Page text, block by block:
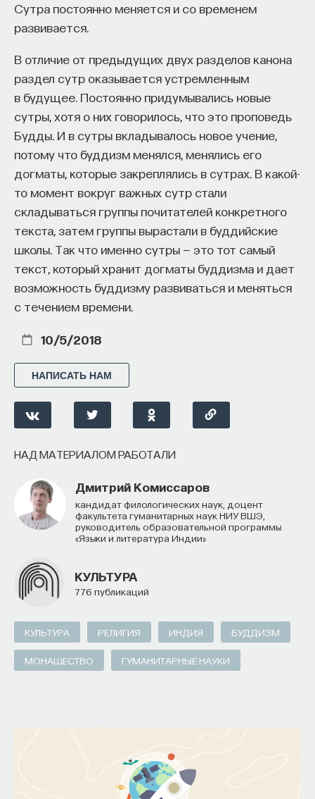
Сутра постоянно меняется и со временем
развивается.
В отличие от предыдущих двух разделов канона
раздел сутр оказывается устремленным
в будущее. Постоянно придумывались новые
сутры, хотя о них говорилось, что это проповедь
Будды. И в сутры вкладывалось новое учение,
потому что буддизм менялся, менялись его
догматы, которые закреплялись в сутрах. В какой-
то момент вокруг важных сутр стали
складываться группы почитателей конкретного
текста, затем группы вырастали в буддийские
школы. Так что именно сутры — это тот самый
текст, который хранит догматы буддизма и дает
возможность буддизму развиваться и меняться
с течением времени.
10/5/2018
НАПИСАТЬ НАМ
НАД МАТЕРИАЛОМ РАБОТАЛИ
Дмитрий Комиссаров
кандидат филологических наук, доцент
факультета гуманитарных наук НИУ ВШЭ,
руководитель образовательной программы
«Языки и литература Индии»
КУЛЬТУРА
776 публикаций
КУЛЬТУРА РЕЛИГИЯ ИНДИЯ БУДДИЗМ
МОНАШЕСТВО ГУМАНИТАРНЫЕ НАУКИ